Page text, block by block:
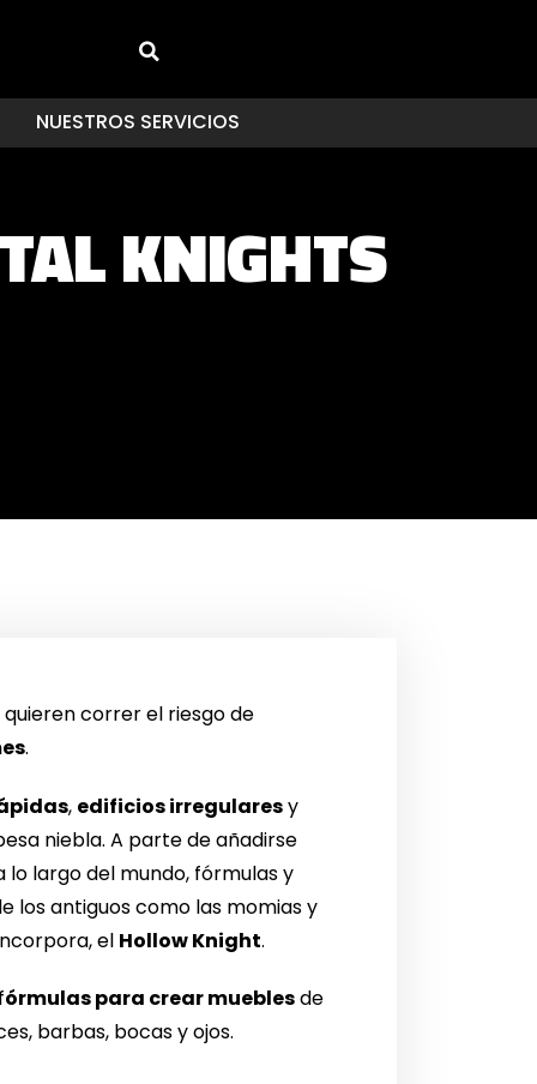
NUESTROS SERVICIOS
KNIGHTS
correr el riesgo de
.
, edificios irregularesy
niebla. A parte de añadirse
largo del mundo, fórmulas y
los antiguos como las momias y
el Hollow Knight.
órmulas para crear mueblesde
barbas, bocas y ojos.